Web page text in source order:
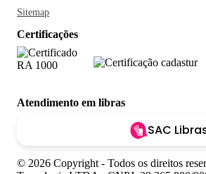
Sitemap
Certificações
Atendimento em libras
SAC
© 2026 Copyright - Todos os direitos